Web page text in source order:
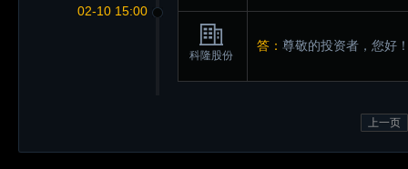
02-10 15:00
科隆股份
答： 尊敬的投资者，您好
上一页